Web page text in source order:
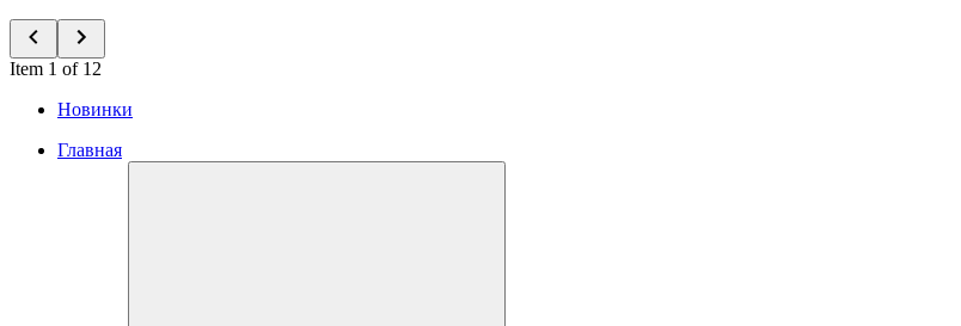
Item 1 of 12
Новинки
Главная